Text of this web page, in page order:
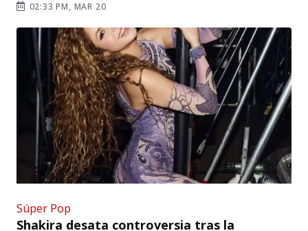
02:33 PM, MAR 20
Súper Pop
Shakira desata controversia tras la